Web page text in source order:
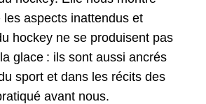
aspects inattendus et
hockey ne se produisent pas
glace : ils sont aussi ancrés
sport et dans les récits des
avant nous.